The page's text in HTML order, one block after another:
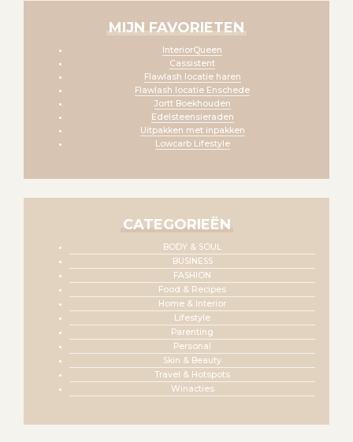
MIJN FAVORIETEN
InteriorQueen
Cassistent
Flawlash locatie haren
Flawlash locatie Enschede
Jortt Boekhouden
Edelsteensieraden
Uitpakken met inpakken
Lowcarb Lifestyle
CATEGORIEËN
BODY & SOUL
BUSINESS
FASHION
Food & Recipes
Home & Interior
Lifestyle
Parenting
Personal
Skin & Beauty
Travel & Hotspots
Winacties